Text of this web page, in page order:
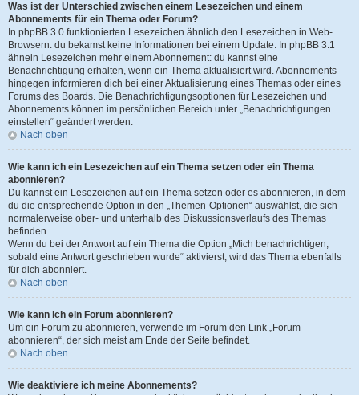
Was ist der Unterschied zwischen einem Lesezeichen und einem
Abonnements für ein Thema oder Forum?
In phpBB 3.0 funktionierten Lesezeichen ähnlich den Lesezeichen in Web-
Browsern: du bekamst keine Informationen bei einem Update. In phpBB 3.1
ähneln Lesezeichen mehr einem Abonnement: du kannst eine
Benachrichtigung erhalten, wenn ein Thema aktualisiert wird. Abonnements
hingegen informieren dich bei einer Aktualisierung eines Themas oder eines
Forums des Boards. Die Benachrichtigungsoptionen für Lesezeichen und
Abonnements können im persönlichen Bereich unter „Benachrichtigungen
einstellen“ geändert werden.
Nach oben
Wie kann ich ein Lesezeichen auf ein Thema setzen oder ein Thema
abonnieren?
Du kannst ein Lesezeichen auf ein Thema setzen oder es abonnieren, in dem
du die entsprechende Option in den „Themen-Optionen“ auswählst, die sich
normalerweise ober- und unterhalb des Diskussionsverlaufs des Themas
befinden.
Wenn du bei der Antwort auf ein Thema die Option „Mich benachrichtigen,
sobald eine Antwort geschrieben wurde“ aktivierst, wird das Thema ebenfalls
für dich abonniert.
Nach oben
Wie kann ich ein Forum abonnieren?
Um ein Forum zu abonnieren, verwende im Forum den Link „Forum
abonnieren“, der sich meist am Ende der Seite befindet.
Nach oben
Wie deaktiviere ich meine Abonnements?